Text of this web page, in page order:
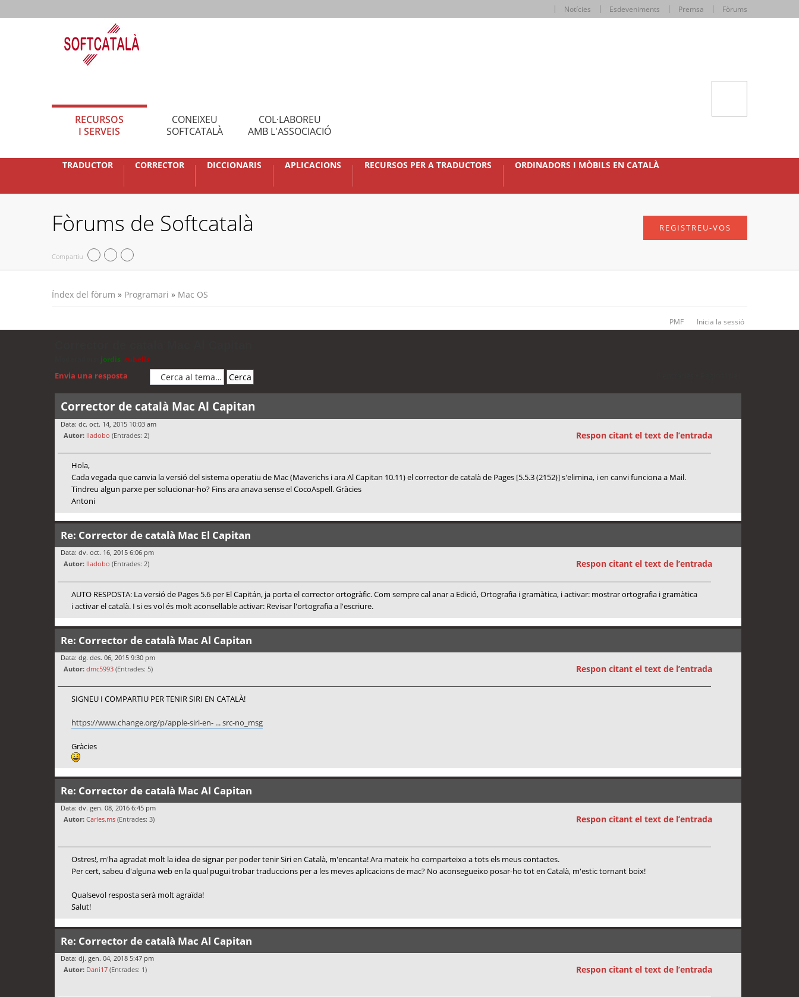
Notícies Esdeveniments Premsa Fòrums
RECURSOS
I SERVEIS
CONEIXEU
SOFTCATALÀ
COL·LABOREU
AMB L'ASSOCIACIÓ
TRADUCTOR CORRECTOR DICCIONARIS APLICACIONS RECURSOS PER A TRADUCTORS ORDINADORS I MÒBILS EN CATALÀ
Fòrums de Softcatalà
Compartiu
REGISTREU-VOS
Índex del fòrum » Programari » Mac OS
PMF Inicia la sessió
jordis cubells
Envia una resposta
Corrector de català Mac Al Capitan
Data: dc. oct. 14, 2015 10:03 am
Autor: lladobo (Entrades: 2) Respon citant el text de l’entrada
Hola,
Cada vegada que canvia la versió del sistema operatiu de Mac (Maverichs i ara Al Capitan 10.11) el corrector de català de Pages [5.5.3 (2152)] s'elimina, i en canvi funciona a Mail.
Tindreu algun parxe per solucionar-ho? Fins ara anava sense el CocoAspell. Gràcies
Antoni
Re: Corrector de català Mac El Capitan
Data: dv. oct. 16, 2015 6:06 pm
Autor: lladobo (Entrades: 2) Respon citant el text de l’entrada
AUTO RESPOSTA: La versió de Pages 5.6 per El Capitán, ja porta el corrector ortogràfic. Com sempre cal anar a Edició, Ortografia i gramàtica, i activar: mostrar ortografia i gramàtica
i activar el català. I si es vol és molt aconsellable activar: Revisar l'ortografia a l'escriure.
Re: Corrector de català Mac Al Capitan
Data: dg. des. 06, 2015 9:30 pm
Autor: dmc5993 (Entrades: 5) Respon citant el text de l’entrada
SIGNEU I COMPARTIU PER TENIR SIRI EN CATALÀ!
https://www.change.org/p/apple-siri-en- ... src-no_msg
Gràcies
Re: Corrector de català Mac Al Capitan
Data: dv. gen. 08, 2016 6:45 pm
Autor: Carles.ms (Entrades: 3) Respon citant el text de l’entrada
Ostres!, m'ha agradat molt la idea de signar per poder tenir Siri en Català, m'encanta! Ara mateix ho comparteixo a tots els meus contactes.
Per cert, sabeu d'alguna web en la qual pugui trobar traduccions per a les meves aplicacions de mac? No aconsegueixo posar-ho tot en Català, m'estic tornant boix!
Qualsevol resposta serà molt agraïda!
Salut!
Re: Corrector de català Mac Al Capitan
Data: dj. gen. 04, 2018 5:47 pm
Autor: Dani17 (Entrades: 1) Respon citant el text de l’entrada